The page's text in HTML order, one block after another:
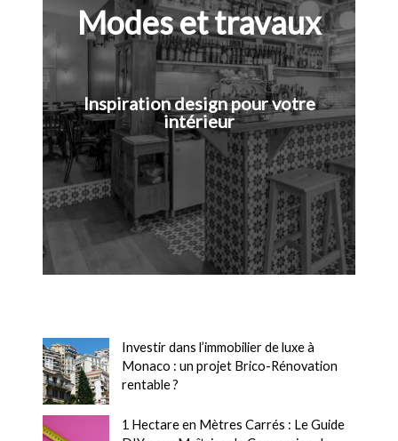
Modes et travaux
Inspiration design pour votre
intérieur
Investir dans l’immobilier de luxe à
Monaco : un projet Brico-Rénovation
rentable ?
1 Hectare en Mètres Carrés : Le Guide